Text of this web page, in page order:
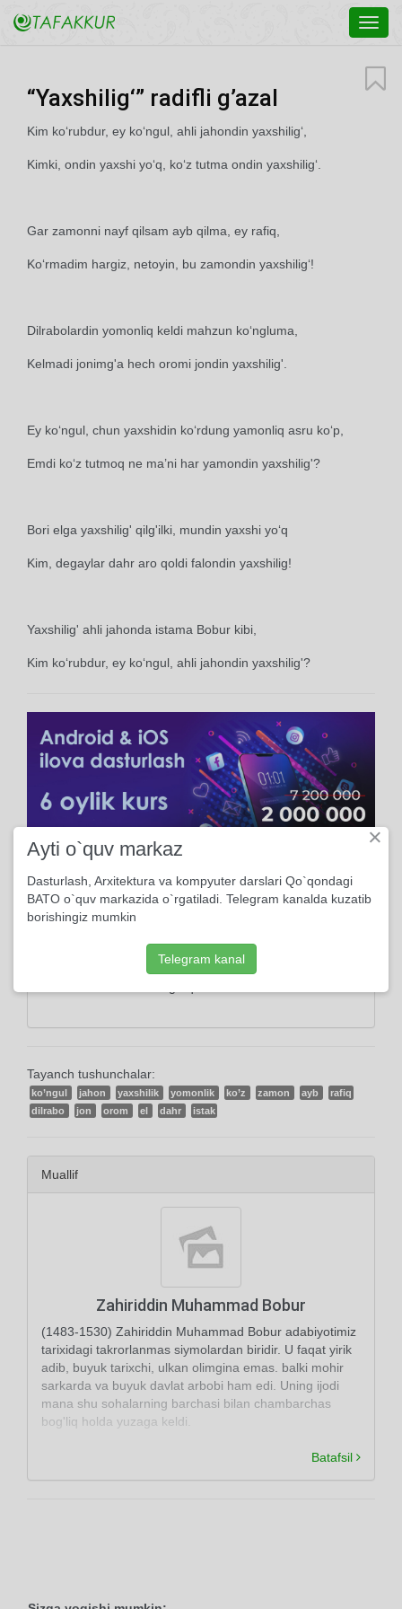
“Yaxshilig‘” radifli g’azal
Kim ko‘rubdur, ey ko‘ngul, ahli jahondin yaxshilig‘,
Kimki, ondin yaxshi yo‘q, ko‘z tutma ondin yaxshilig‘.
Gar zamonni nayf qilsam ayb qilma, ey rafiq,
Ko‘rmadim hargiz, netoyin, bu zamondin yaxshilig‘!
Dilrabolardin yomonliq keldi mahzun ko‘ngluma,
Kelmadi jonimg'a hech oromi jondin yaxshilig'.
Ey ko‘ngul, chun yaxshidin ko‘rdung yamonliq asru ko‘p,
Emdi ko‘z tutmoq ne ma’ni har yamondin yaxshilig'?
Bori elga yaxshilig' qilg'ilki, mundin yaxshi yo‘q
Kim, degaylar dahr aro qoldi falondin yaxshilig!
Yaxshilig' ahli jahonda istama Bobur kibi,
Kim ko‘rubdur, ey ko‘ngul, ahli jahondin yaxshilig'?
Ma'lumot
2017, 12-Sentabrda yuklangan
13566 marta ko'rildi
Tayanch tushunchalar:
ko’ngul jahon yaxshilik yomonlik ko’z zamon ayb
rafiq
dilrabo
jon orom el dahr istak
Muallif
Zahiriddin Muhammad Bobur
(1483-1530) Zahiriddin Muhammad Bobur adabiyotimiz
tarixidagi takrorlanmas siymolardan biridir. U faqat yirik
adib, buyuk tarixchi, ulkan olimgina emas. balki mohir
sarkarda va buyuk davlat arbobi ham edi. Uning ijodi
mana shu sohalarning barchasi bilan chambarchas
bog'liq holda yuzaga keldi.
Batafsil
×
Ayti o`quv markaz
Dasturlash, Arxitektura va kompyuter darslari Qo`qondagi
BATO o`quv markazida o`rgatiladi. Telegram kanalda kuzatib
borishingiz mumkin
Telegram kanal